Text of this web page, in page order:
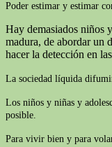
Poder estimar y estimar
Hay demasiados niños
madura, de abordar un
hacer la detección en
La sociedad líquida
Los niños y niñas y
posible.
Para vivir bien y para